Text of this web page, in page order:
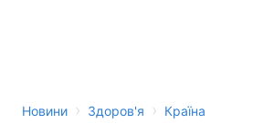
Новини › Здоров'я › Країна